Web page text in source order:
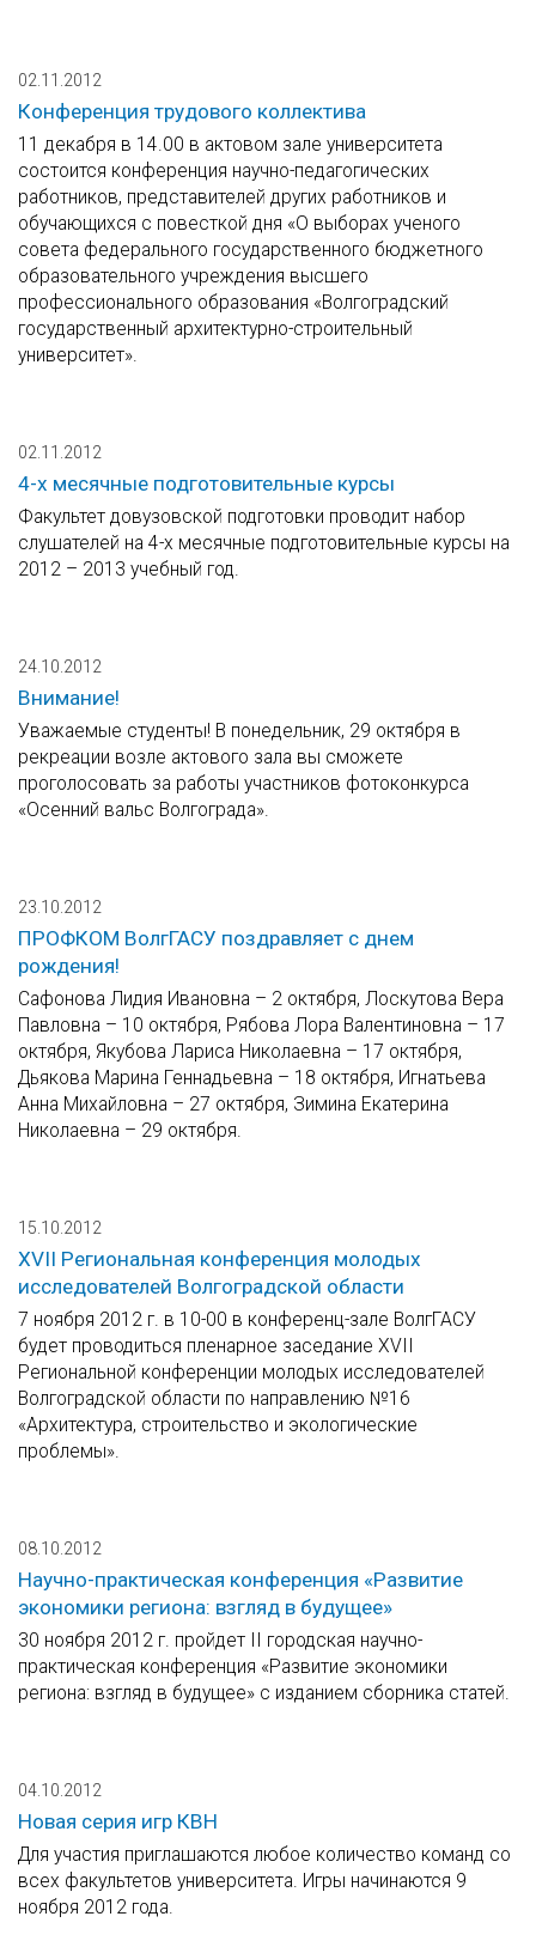
02.11.2012
Конференция трудового коллектива
11 декабря в 14.00 в актовом зале университета
состоится конференция научно-педагогических
работников, представителей других работников и
обучающихся с повесткой дня «О выборах ученого
совета федерального государственного бюджетного
образовательного учреждения высшего
профессионального образования «Волгоградский
государственный архитектурно-строительный
университет».
02.11.2012
4-х месячные подготовительные курсы
Факультет довузовской подготовки проводит набор
слушателей на 4-х месячные подготовительные курсы на
2012 – 2013 учебный год.
24.10.2012
Внимание!
Уважаемые студенты! В понедельник, 29 октября в
рекреации возле актового зала вы сможете
проголосовать за работы участников фотоконкурса
«Осенний вальс Волгограда».
23.10.2012
ПРОФКОМ ВолгГАСУ поздравляет с днем
рождения!
Сафонова Лидия Ивановна – 2 октября, Лоскутова Вера
Павловна – 10 октября, Рябова Лора Валентиновна – 17
октября, Якубова Лариса Николаевна – 17 октября,
Дьякова Марина Геннадьевна – 18 октября, Игнатьева
Анна Михайловна – 27 октября, Зимина Екатерина
Николаевна – 29 октября.
15.10.2012
XVII Региональная конференция молодых
исследователей Волгоградской области
7 ноября 2012 г. в 10-00 в конференц-зале ВолгГАСУ
будет проводиться пленарное заседание XVII
Региональной конференции молодых исследователей
Волгоградской области по направлению №16
«Архитектура, строительство и экологические
проблемы».
08.10.2012
Научно-практическая конференция «Развитие
экономики региона: взгляд в будущее»
30 ноября 2012 г. пройдет II городская научно-
практическая конференция «Развитие экономики
региона: взгляд в будущее» с изданием сборника статей.
04.10.2012
Новая серия игр КВН
Для участия приглашаются любое количество команд со
всех факультетов университета. Игры начинаются 9
ноября 2012 года.